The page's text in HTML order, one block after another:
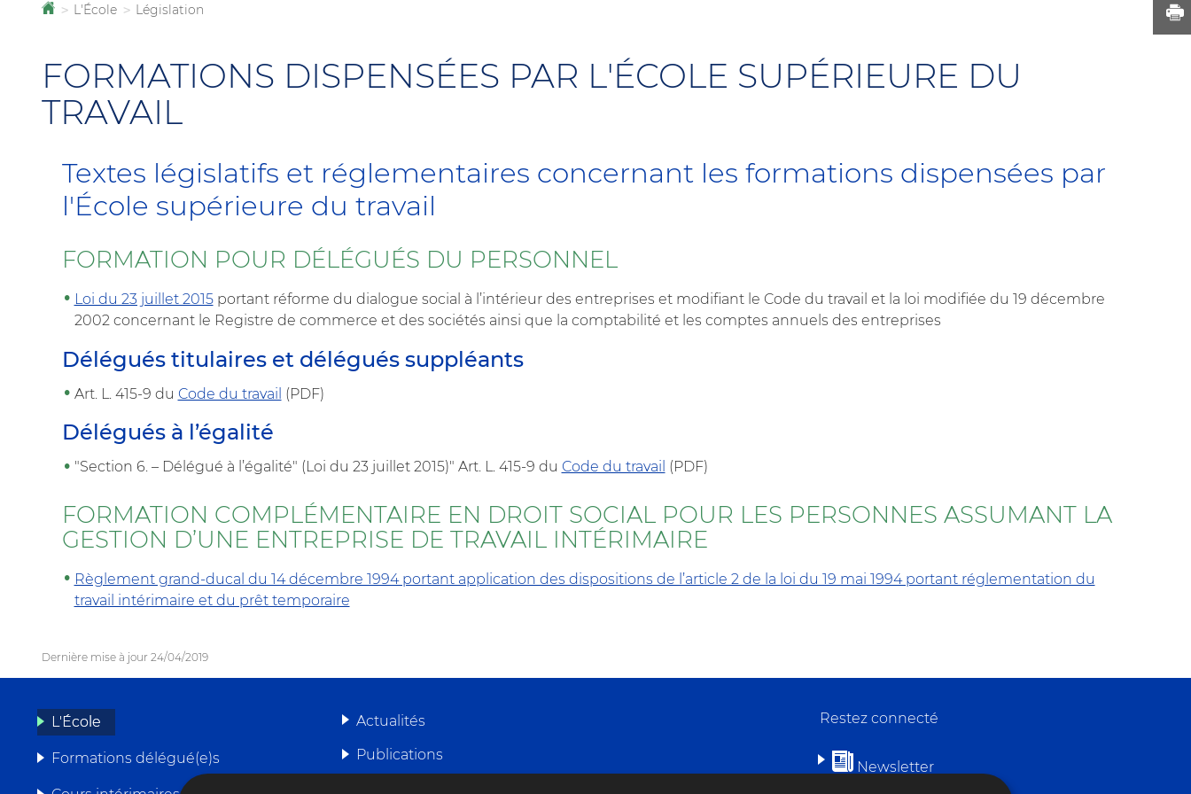
Accueil
> L'École > Législation
FORMATIONS DISPENSÉES PAR L'ÉCOLE SUPÉRIEURE DU
TRAVAIL
Textes législatifs et réglementaires concernant les formations dispensées par
l'École supérieure du travail
FORMATION POUR DÉLÉGUÉS DU PERSONNEL
Loi du 23 juillet 2015portant réforme du dialogue social à l’intérieur des entreprises et modifiant le Code du travail et la loi modifiée du 19 décembre
2002 concernant le Registre de commerce et des sociétés ainsi que la comptabilité et les comptes annuels des entreprises
Délégués titulaires et délégués suppléants
Art. L. 415-9 du Code du travail (PDF)
Délégués à l’égalité
"Section 6. – Délégué à l’égalité" (Loi du 23 juillet 2015)" Art. L. 415-9 du Code du travail (PDF)
FORMATION COMPLÉMENTAIRE EN DROIT SOCIAL POUR LES PERSONNES ASSUMANT LA
GESTION D’UNE ENTREPRISE DE TRAVAIL INTÉRIMAIRE
Règlement grand-ducal du 14 décembre 1994 portant application des dispositions de l’article 2 de la loi du 19 mai 1994 portant réglementation du
travail intérimaire et du prêt temporaire
Dernière mise à jour 24/04/2019
MENU
L'École
Formations délégué(e)s
Actualités
Publications
Restez connecté
Newsletter